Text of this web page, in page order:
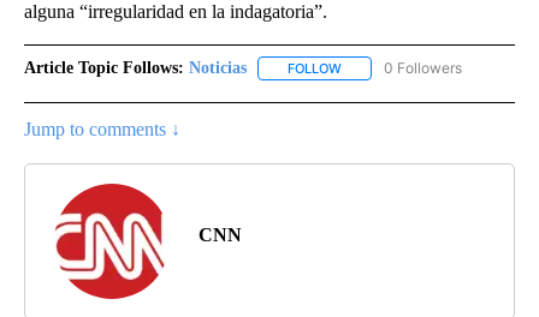
alguna “irregularidad en la indagatoria”.
Article Topic Follows: Noticias FOLLOW FOLLOW "NOTICIAS" TO
0 Followers
Jump to comments ↓
CNN